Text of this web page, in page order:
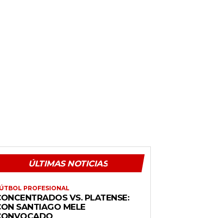
ÚLTIMAS NOTICIAS
PROFESIONAL
VS. PLATENSE:
SANTIAGO MELE